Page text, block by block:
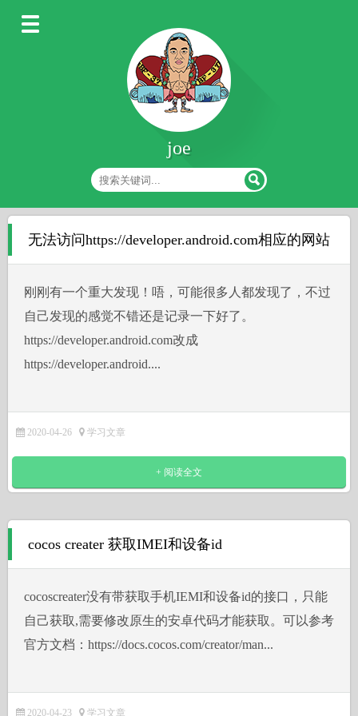
joe
无法访问https://developer.android.com相应的网站
刚刚有一个重大发现！唔，可能很多人都发现了，不过
自己发现的感觉不错还是记录一下好了。
https://developer.android.com改成
https://developer.android....
2020-04-26 学习文章
+ 阅读全文
cocos creater 获取IMEI和设备id
cocoscreater没有带获取手机IEMI和设备id的接口，只能
自己获取,需要修改原生的安卓代码才能获取。可以参考
官方文档：https://docs.cocos.com/creator/man...
2020-04-23 学习文章